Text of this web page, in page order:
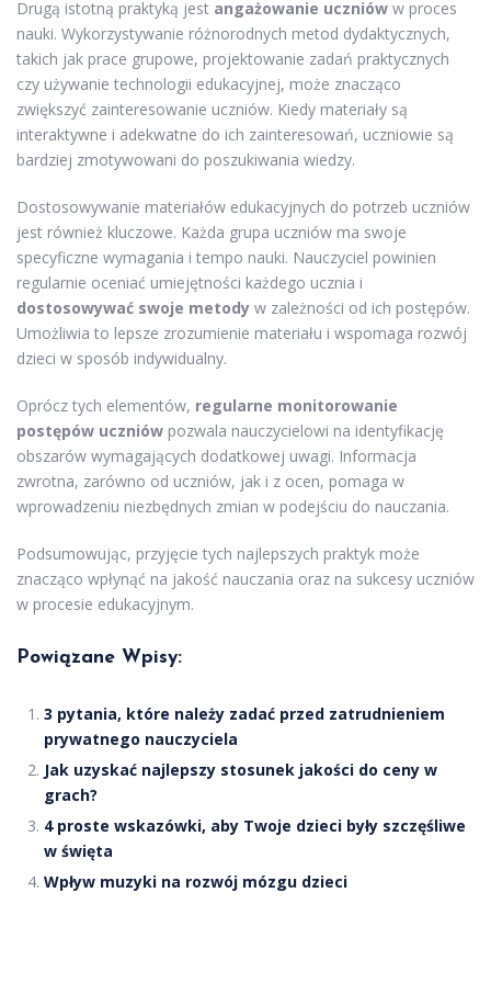
Drugą istotną praktyką jest angażowanie uczniów w proces
nauki. Wykorzystywanie różnorodnych metod dydaktycznych,
takich jak prace grupowe, projektowanie zadań praktycznych
czy używanie technologii edukacyjnej, może znacząco
zwiększyć zainteresowanie uczniów. Kiedy materiały są
interaktywne i adekwatne do ich zainteresowań, uczniowie są
bardziej zmotywowani do poszukiwania wiedzy.
Dostosowywanie materiałów edukacyjnych do potrzeb uczniów
jest również kluczowe. Każda grupa uczniów ma swoje
specyficzne wymagania i tempo nauki. Nauczyciel powinien
regularnie oceniać umiejętności każdego ucznia i
dostosowywać swoje metody w zależności od ich postępów.
Umożliwia to lepsze zrozumienie materiału i wspomaga rozwój
dzieci w sposób indywidualny.
Oprócz tych elementów, regularne monitorowanie
postępów uczniów pozwala nauczycielowi na identyfikację
obszarów wymagających dodatkowej uwagi. Informacja
zwrotna, zarówno od uczniów, jak i z ocen, pomaga w
wprowadzeniu niezbędnych zmian w podejściu do nauczania.
Podsumowując, przyjęcie tych najlepszych praktyk może
znacząco wpłynąć na jakość nauczania oraz na sukcesy uczniów
w procesie edukacyjnym.
Powiązane Wpisy:
3 pytania, które należy zadać przed zatrudnieniem
prywatnego nauczyciela
Jak uzyskać najlepszy stosunek jakości do ceny w
grach?
4 proste wskazówki, aby Twoje dzieci były szczęśliwe
w święta
Wpływ muzyki na rozwój mózgu dzieci